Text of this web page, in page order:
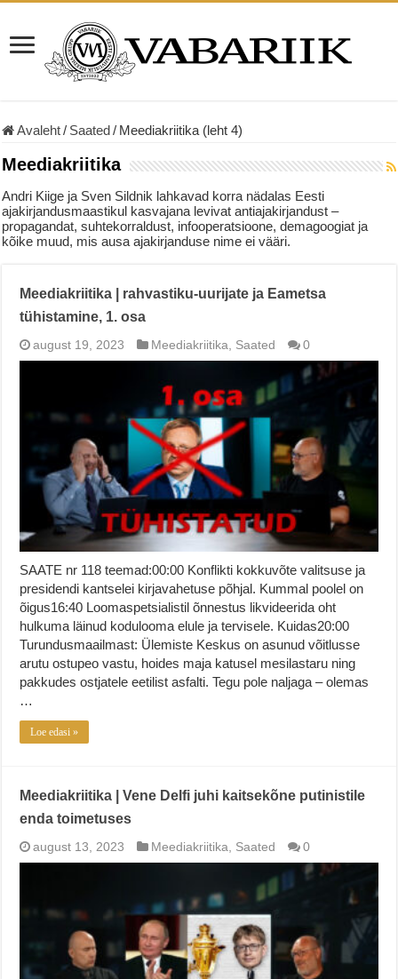
Avaleht/ Saated/ Meediakriitika (leht 4)
Meediakriitika
Andri Kiige ja Sven Sildnik lahkavad korra nädalas Eesti
ajakirjandusmaastikul kasvajana levivat antiajakirjandust –
propagandat, suhtekorraldust, infooperatsioone, demagoogiat ja
kõike muud, mis ausa ajakirjanduse nime ei vääri.
Meediakriitika | rahvastiku-uurijate ja Eametsa
tühistamine, 1. osa
august 19, 2023 Meediakriitika Saated 0
SAATE nr 118 teemad:00:00 Konflikti kokkuvõte valitsuse ja
presidendi kantselei kirjavahetuse põhjal. Kummal poolel on
õigus16:40 Loomaspetsialistil õnnestus likvideerida oht
hulkuma läinud kodulooma elule ja tervisele. Kuidas20:00
Turundusmaailmast: Ülemiste Keskus on asunud võitlusse
arutu ostupeo vastu, hoides maja katusel mesilastaru ning
pakkudes ostjatele eetilist asfalti. Tegu pole naljaga – olemas
…
Loe edasi »
Meediakriitika | Vene Delfi juhi kaitsekõne putinistile
enda toimetuses
august 13, 2023 Meediakriitika Saated 0